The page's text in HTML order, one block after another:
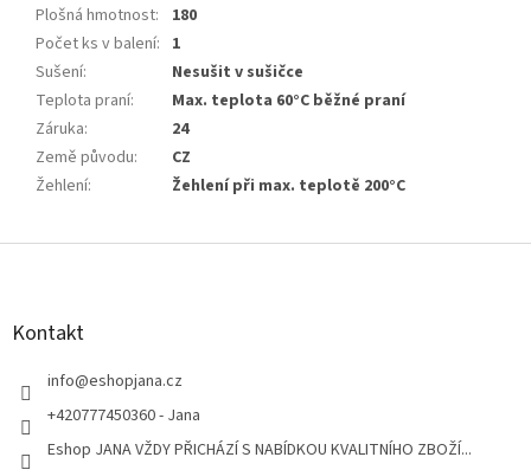
Plošná hmotnost:
180
Počet ks v balení: 1
Sušení:
Nesušit v sušičce
Teplota praní:
Max. teplota 60°C běžné praní
Záruka:
24
Země původu:
CZ
Žehlení: Žehlení při max. teplotě 200°C
Z
Kontakt
info@eshopjana.cz
+420777450360 - Jana
Eshop JANA VŽDY PŘICHÁZÍ S NABÍDKOU KVALITNÍHO ZBOŽÍ...